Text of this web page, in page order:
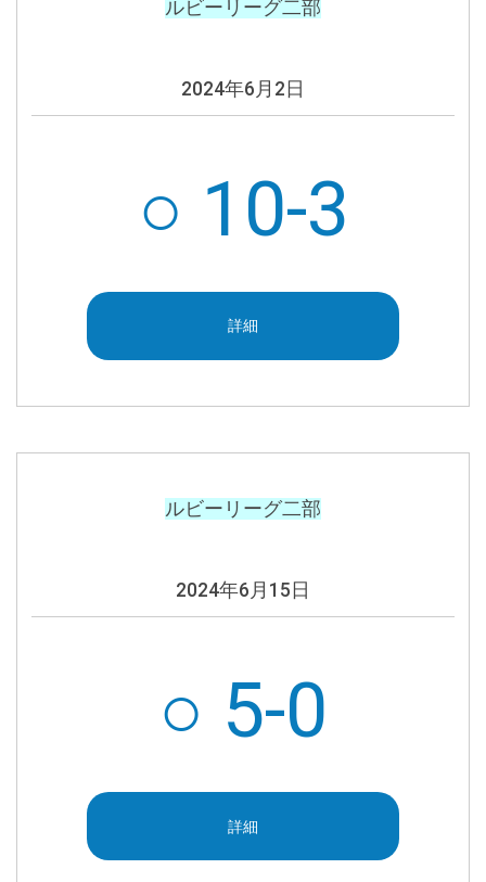
ルビーリーグ二部
2024年6月2日
○ 10-3
詳細
ルビーリーグ二部
2024年6月15日
○ 5-0
詳細